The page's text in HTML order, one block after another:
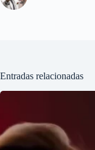
Entradas relacionadas